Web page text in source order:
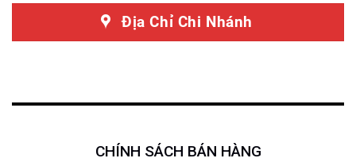
Địa Chỉ Chi Nhánh
CHÍNH SÁCH BÁN HÀNG